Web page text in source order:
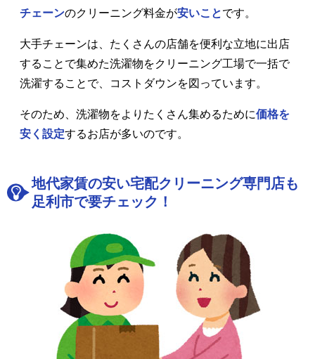
チェーンのクリーニング料金が安いことです。
大手チェーンは、たくさんの店舗を便利な立地に出店
することで集めた洗濯物をクリーニング工場で一括で
洗濯することで、コストダウンを図っています。
そのため、洗濯物をよりたくさん集めるために価格を
安く設定するお店が多いのです。
地代家賃の安い宅配クリーニング専門店も
足利市で要チェック！